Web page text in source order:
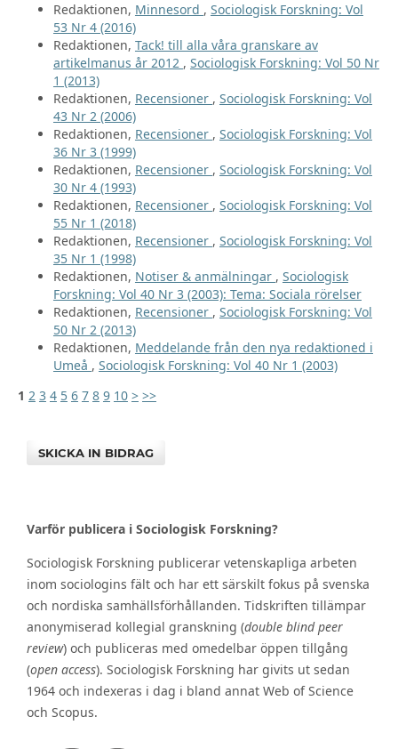
Redaktionen, Minnesord , Sociologisk Forskning: Vol
53 Nr 4 (2016)
Redaktionen, Tack! till alla våra granskare av
artikelmanus år 2012 , Sociologisk Forskning: Vol 50 Nr
1 (2013)
Redaktionen, Recensioner , Sociologisk Forskning: Vol
43 Nr 2 (2006)
Redaktionen, Recensioner , Sociologisk Forskning: Vol
36 Nr 3 (1999)
Redaktionen, Recensioner , Sociologisk Forskning: Vol
30 Nr 4 (1993)
Redaktionen, Recensioner , Sociologisk Forskning: Vol
55 Nr 1 (2018)
Redaktionen, Recensioner , Sociologisk Forskning: Vol
35 Nr 1 (1998)
Redaktionen, Notiser & anmälningar , Sociologisk
Forskning: Vol 40 Nr 3 (2003): Tema: Sociala rörelser
Redaktionen, Recensioner , Sociologisk Forskning: Vol
50 Nr 2 (2013)
Redaktionen, Meddelande från den nya redaktioned i
Umeå , Sociologisk Forskning: Vol 40 Nr 1 (2003)
1 2 3 4 5 6 7 8 9 10 > >>
SKICKA IN BIDRAG
Varför publicera i Sociologisk Forskning?
Sociologisk Forskning publicerar vetenskapliga arbeten
inom sociologins fält och har ett särskilt fokus på svenska
och nordiska samhällsförhållanden. Tidskriften tillämpar
anonymiserad kollegial granskning (double blind peer
review) och publiceras med omedelbar öppen tillgång
(open access). Sociologisk Forskning har givits ut sedan
1964 och indexeras i dag i bland annat Web of Science
och Scopus.